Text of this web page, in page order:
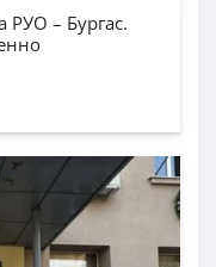
– Бургас.